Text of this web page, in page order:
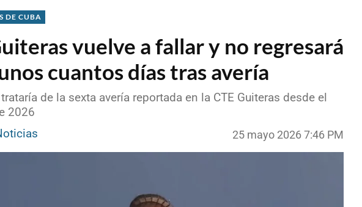
DE CUBA
vuelve a fallar y no regresará
cuantos días tras avería
de la sexta avería reportada en la CTE Guiteras desde el
2026
25 mayo 2026 7:46 PM